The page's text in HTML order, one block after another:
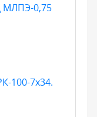
МЛПЭ-0,75
100-7х34.